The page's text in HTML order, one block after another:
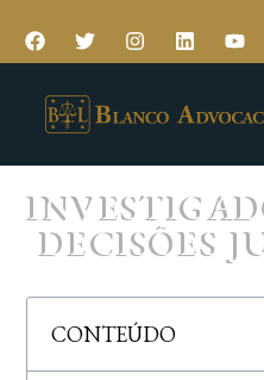
DECISÕES
CONTEÚDO